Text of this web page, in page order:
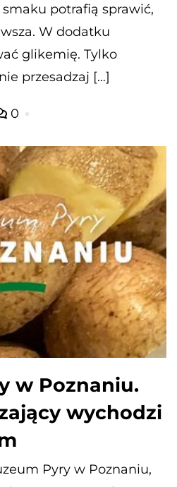
potrafią sprawić,
W dodatku
glikemię. Tylko
przesadzaj […]
0
w Poznaniu.
wychodzi
Pyry w Poznaniu,